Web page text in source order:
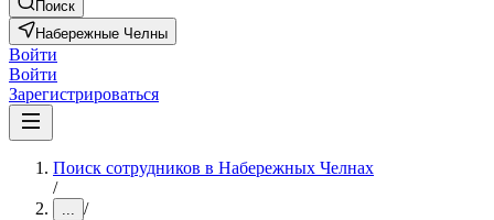
Поиск
Набережные Челны
Войти
Войти
Зарегистрироваться
Поиск сотрудников в Набережных Челнах
/
... /